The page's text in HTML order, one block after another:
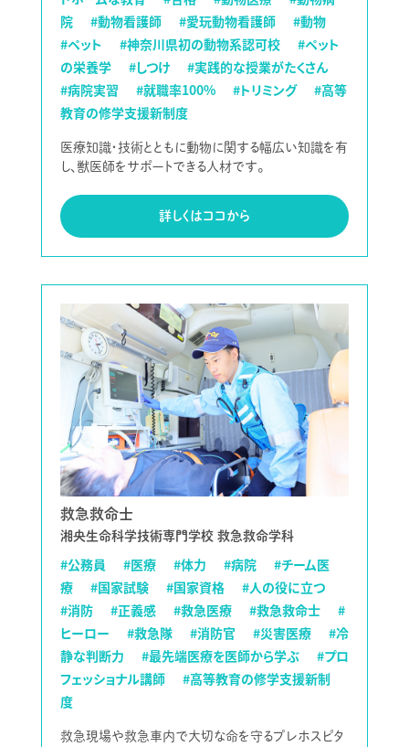
院
#動物看護師 #愛玩動物看護師
#動物
#ペット
#神奈川県初の動物系認可校
#ペット
の栄養学
#しつけ
#実践的な授業がたくさん
#病院実習
#就職率100% #トリミング
#高等
教育の修学支援新制度
医療知識・技術とともに動物に関する幅広い知識を有
し、獣医師をサポートできる人材です。
詳しくはココから
救急救命士
湘央生命科学技術専門学校 救急救命学科
#公務員 #医療 #体力 #病院
#チーム医
療
#国家試験 #国家資格
#人の役に立つ
#消防
#正義感 #救急医療 #救急救命士
#
ヒーロー
#救急隊 #消防官 #災害医療
#冷
静な判断力
#最先端医療を医師から学ぶ
#プロ
フェッショナル講師
#高等教育の修学支援新制
度
救急現場や救急車内で大切な命を守るプレホスピタ